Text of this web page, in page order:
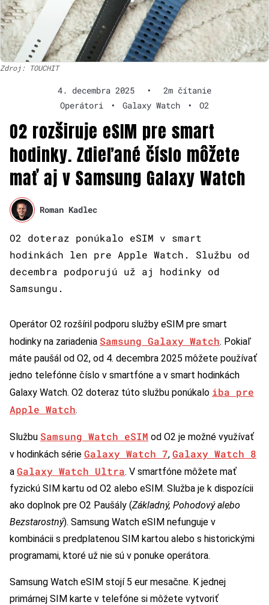
Zdroj: TOUCHIT
4. decembra 2025 •
2m čítanie
Operátori
• Galaxy Watch • O2
O2 rozširuje eSIM pre smart
hodinky. Zdieľané číslo môžete
mať aj v Samsung Galaxy Watch
Roman Kadlec
O2 doteraz ponúkalo eSIM v smart
hodinkách len pre Apple Watch. Službu od
decembra podporujú už aj hodinky od
Samsungu.
Operátor O2 rozšíril podporu služby eSIM pre smart
hodinky na zariadenia Samsung Galaxy Watch. Pokiaľ
máte paušál od O2, od 4. decembra 2025 môžete používať
jedno telefónne číslo v smartfóne a v smart hodinkách
Galaxy Watch. O2 doteraz túto službu ponúkalo iba pre
Apple Watch.
Službu Samsung Watch eSIM od O2 je možné využívať
v hodinkách série Galaxy Watch 7, Galaxy Watch 8
a Galaxy Watch Ultra. V smartfóne môžete mať
fyzickú SIM kartu od O2 alebo eSIM. Služba je k dispozícii
ako doplnok pre O2 Paušály (Základný, Pohodový alebo
Bezstarostný). Samsung Watch eSIM nefunguje v
kombinácii s predplatenou SIM kartou alebo s historickými
programami, ktoré už nie sú v ponuke operátora.
Samsung Watch eSIM stojí 5 eur mesačne. K jednej
primárnej SIM karte v telefóne si môžete vytvoriť